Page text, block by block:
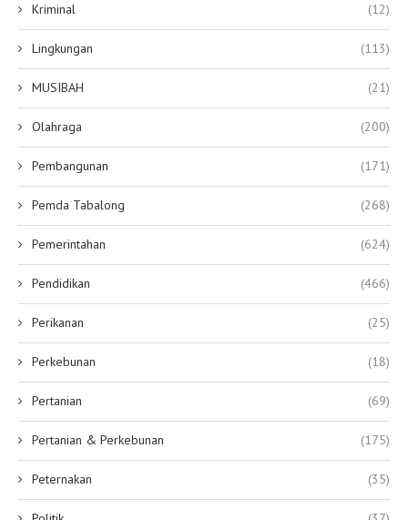
Kriminal (12)
Lingkungan (113)
MUSIBAH (21)
Olahraga (200)
Pembangunan (171)
Pemda Tabalong (268)
Pemerintahan (624)
Pendidikan (466)
Perikanan (25)
Perkebunan (18)
Pertanian (69)
Pertanian & Perkebunan (175)
Peternakan (35)